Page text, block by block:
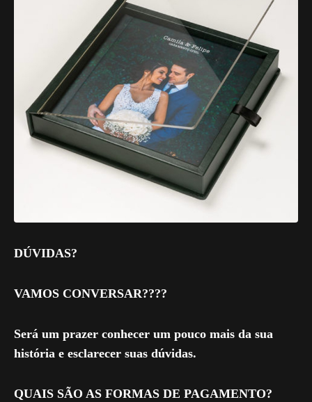
DÚVIDAS?
VAMOS CONVERSAR????
Será um prazer conhecer um pouco mais da sua
história e esclarecer suas dúvidas.
QUAIS SÃO AS FORMAS DE PAGAMENTO?